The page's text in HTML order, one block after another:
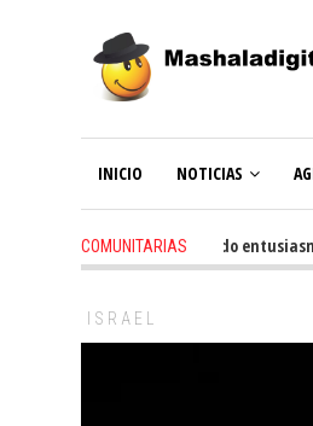
INICIO NOTICIAS
COMUNITARIAS
3 weeks ago - Renovado entusiasmo en
ISRAEL